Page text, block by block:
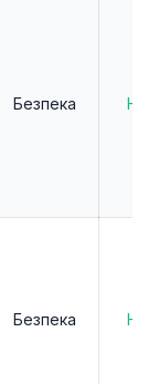
Безпека
Безпека